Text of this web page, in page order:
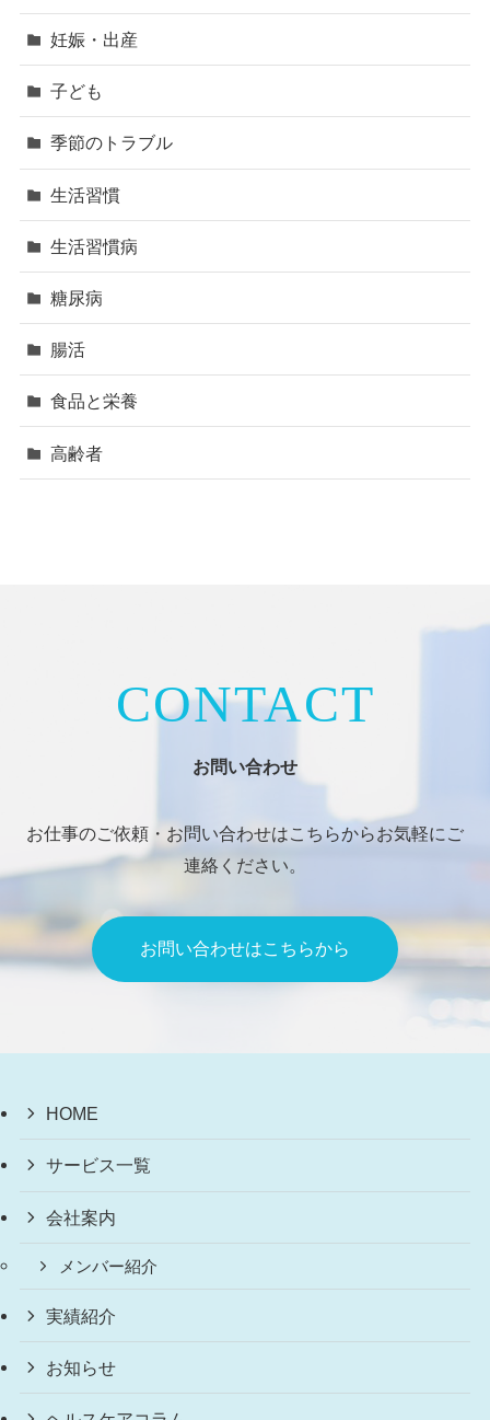
妊娠・出産
子ども
季節のトラブル
生活習慣
生活習慣病
糖尿病
腸活
食品と栄養
高齢者
CONTACT
お問い合わせ
お仕事のご依頼・お問い合わせはこちらからお気軽にご
連絡ください。
お問い合わせはこちらから
HOME
サービス一覧
会社案内
メンバー紹介
実績紹介
お知らせ